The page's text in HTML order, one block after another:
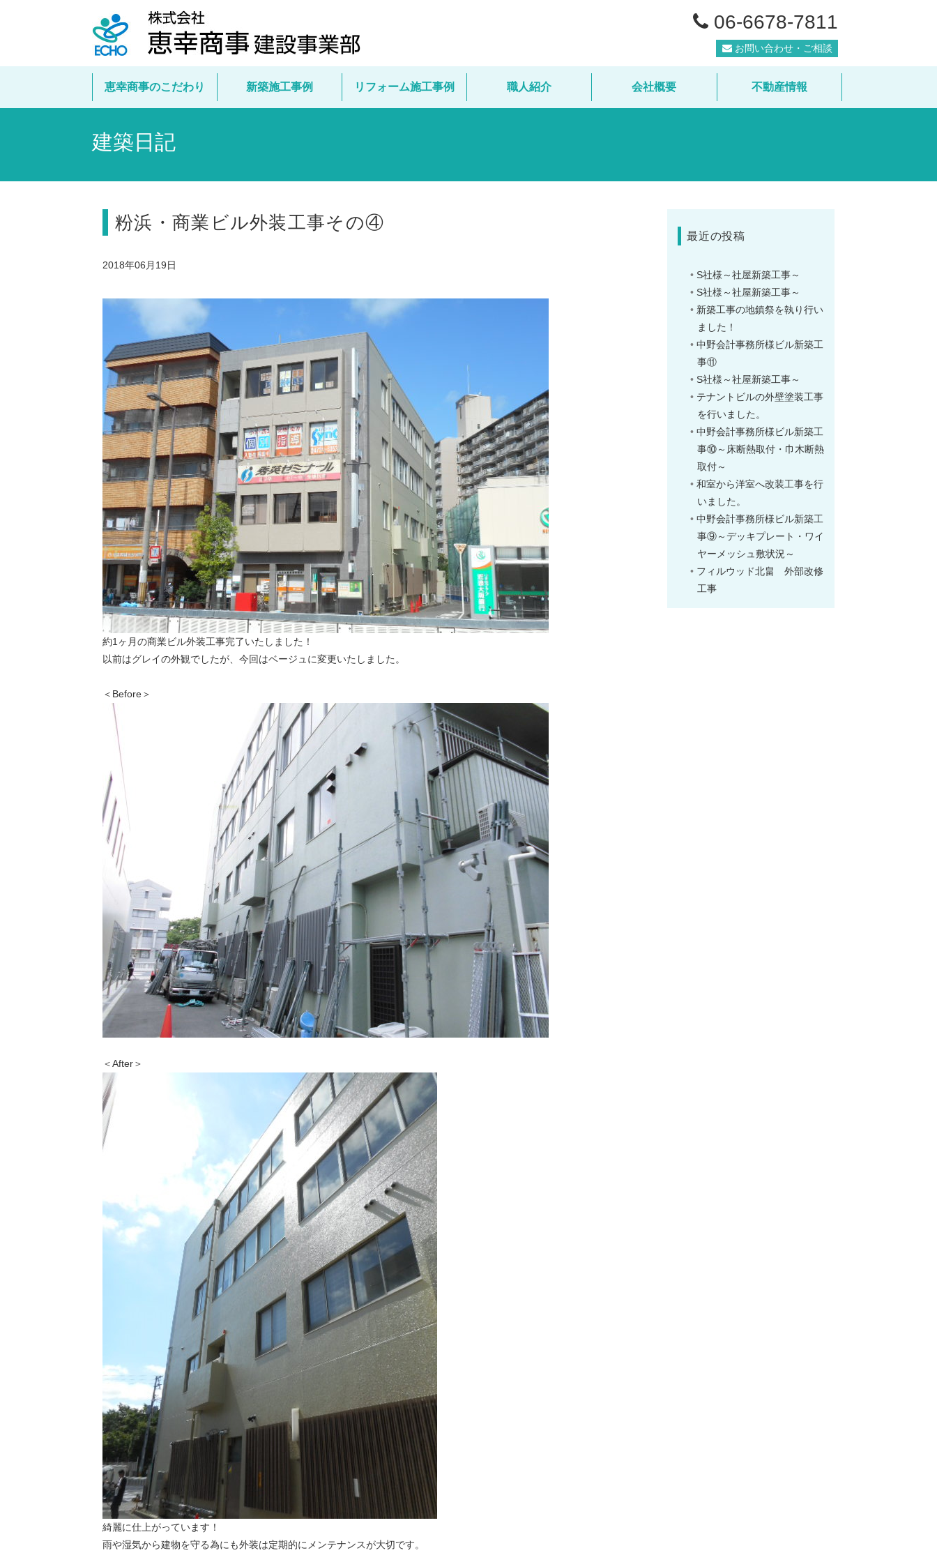
06-6678-7811
お問い合わせ・ご相談
恵幸商事のこだわり 新築施工事例 リフォーム施工事例 職人紹介 会社概要 不動産情報
建築日記
粉浜・商業ビル外装工事その④
2018年06月19日
約1ヶ月の商業ビル外装工事完了いたしました！
以前はグレイの外観でしたが、今回はベージュに変更いたしました。
＜Before＞
＜After＞
綺麗に仕上がっています！
雨や湿気から建物を守る為にも外装は定期的にメンテナンスが大切です。
最近の投稿
S社様～社屋新築工事～
S社様～社屋新築工事～
新築工事の地鎮祭を執り行い
ました！
中野会計事務所様ビル新築工
事⑪
S社様～社屋新築工事～
テナントビルの外壁塗装工事
を行いました。
中野会計事務所様ビル新築工
事⑩～床断熱取付・巾木断熱
取付～
和室から洋室へ改装工事を行
いました。
中野会計事務所様ビル新築工
事⑨～デッキプレート・ワイ
ヤーメッシュ敷状況～
フィルウッド北畠 外部改修
工事